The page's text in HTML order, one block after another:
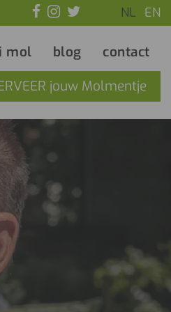
NL EN
mol blog
contact
jouw Molmentje